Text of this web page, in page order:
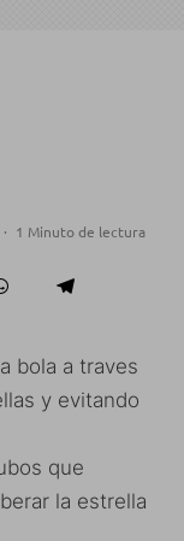
· 1 Minuto de lectura
bola a traves
y evitando
que
la estrella